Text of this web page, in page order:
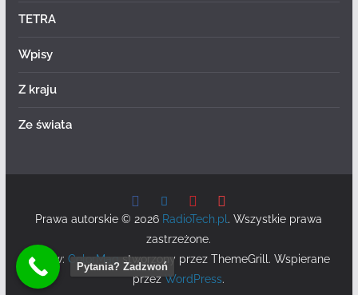
TETRA
Wpisy
Z kraju
Ze świata
Prawa autorskie © 2026 RadioTech.pl . Wszystkie prawa
zastrzeżone.
Motyw:ColorMagstworzony przez ThemeGrill. Wspierane
przezWordPress.
Pytania? Zadzwoń